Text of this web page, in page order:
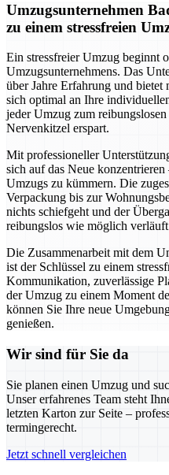
Umzugsunternehmen
zu einem stressfreien
Ein stressfreier Umzug beginnt
Umzugsunternehmens. Das
über Jahre Erfahrung und bietet
sich optimal an Ihre
jeder Umzug zum
Nervenkitzel erspart.
Mit professioneller
sich auf das Neue
Umzugs zu kümmern. Die
Verpackung bis zur
nichts schiefgeht und der
reibungslos wie möglich
Die Zusammenarbeit mit dem
ist der Schlüssel zu einem
Kommunikation, zuverlässige
der Umzug zu einem Moment
können Sie Ihre neue
genießen.
Wir sind für Sie da
Sie planen einen Umzug und
Unser erfahrenes Team steht
letzten Karton zur Seite –
termingerecht.
Jetzt schnell vergleichen